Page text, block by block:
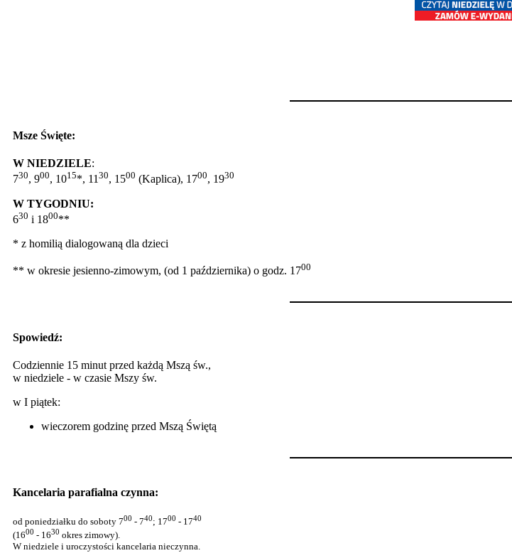
Msze Święte:
W NIEDZIELE:
730, 900, 1015*, 1130, 1500 (Kaplica), 1700, 1930
W TYGODNIU:
630 i 1800**
* z homilią dialogowaną dla dzieci
** w okresie jesienno-zimowym, (od 1 października) o godz. 1700
Spowiedź:
Codziennie 15 minut przed każdą Mszą św.,
w niedziele - w czasie Mszy św.
w I piątek:
wieczorem godzinę przed Mszą Świętą
Kancelaria parafialna czynna:
od poniedziałku do soboty 700 - 740; 1700 - 1740
(1600 - 1630 okres zimowy).
W niedziele i uroczystości kancelaria nieczynna.